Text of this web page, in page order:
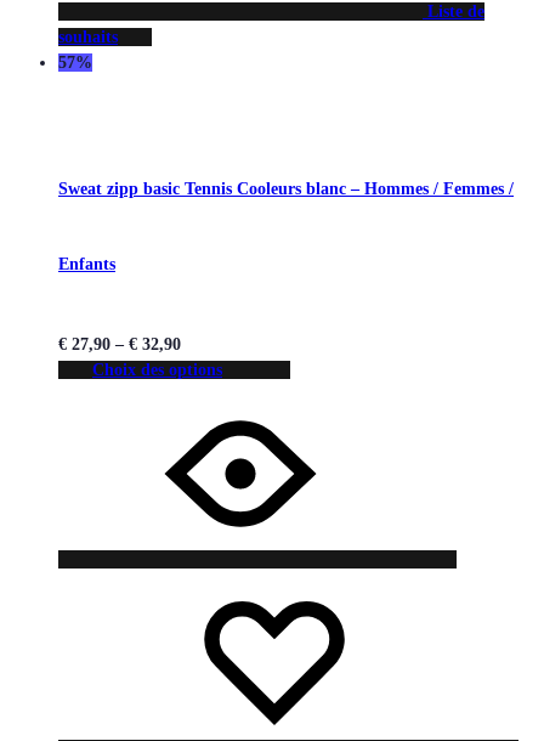
Liste de
souhaits
57%
Sweat zipp basic Tennis Cooleurs blanc – Hommes / Femmes /
Enfants
€ 27,90 – € 32,90
Choix des options